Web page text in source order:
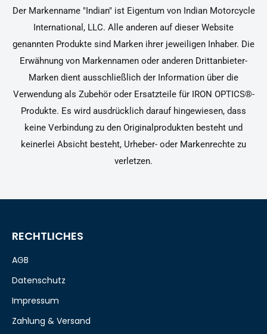
Der Markenname "Indian" ist Eigentum von Indian Motorcycle
International, LLC. Alle anderen auf dieser Website
genannten Produkte sind Marken ihrer jeweiligen Inhaber. Die
Erwähnung von Markennamen oder anderen Drittanbieter-
Marken dient ausschließlich der Information über die
Verwendung als Zubehör oder Ersatzteile für IRON OPTICS®-
Produkte. Es wird ausdrücklich darauf hingewiesen, dass
keine Verbindung zu den Originalprodukten besteht und
keinerlei Absicht besteht, Urheber- oder Markenrechte zu
verletzen.
RECHTLICHES
AGB
Datenschutz
Impressum
Zahlung & Versand